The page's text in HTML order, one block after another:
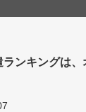
ンキングは